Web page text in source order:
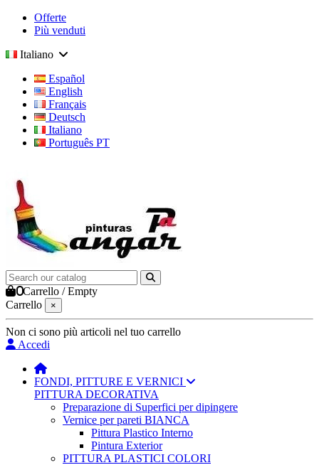
Offerte
Più venduti
Italiano
Español
English
Français
Deutsch
Italiano
Português PT
0Carrello /Empty
Carrello
×
Non ci sono più articoli nel tuo carrello
Accedi
FONDI, PITTURE E VERNICI
PITTURA DECORATIVA
Preparazione di Superfici per dipingere
Vernice per pareti BIANCA
Pittura Plastico Interno
Pintura Exterior
PITTURA PLASTICI COLORI